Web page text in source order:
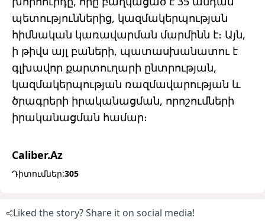
պետություններից, կազմակերպության
հիմնական կառավարման մարմինն է։ Այն,
ի թիվս այլ բաների, պատասխանատու է
գլխավոր քարտուղարի ընտրության,
կազմակերպության ռազմավարության և
ծրագրերի իրականացման, որոշումների
իրականացման համար։
Caliber.Az
Դիտումներ:305
Liked the story? Share it on social media!